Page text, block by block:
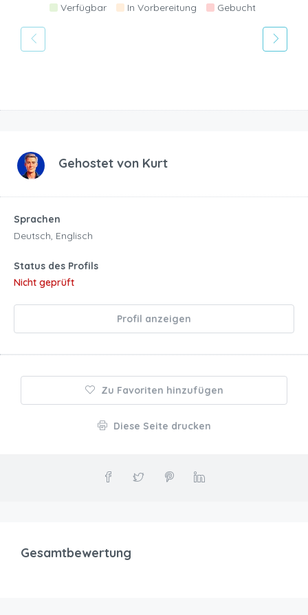
Verfügbar In Vorbereitung Gebucht
Gehostet von Kurt
Sprachen
Deutsch, Englisch
Status des Profils
Nicht geprüft
Profil anzeigen
Zu Favoriten hinzufügen
Diese Seite drucken
Gesamtbewertung